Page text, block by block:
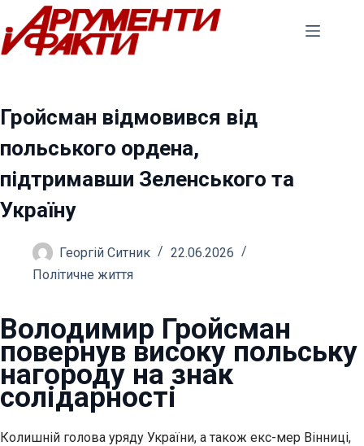
Перейти
до
вмісту
Гройсман відмовився від
польського ордена,
підтримавши Зеленського та
Україну
Георгій Ситник
22.06.2026
Політичне життя
Володимир Гройсман
повернув високу польську
нагороду на знак
солідарності
Колишній голова уряду України, а також екс-мер Вінниці,